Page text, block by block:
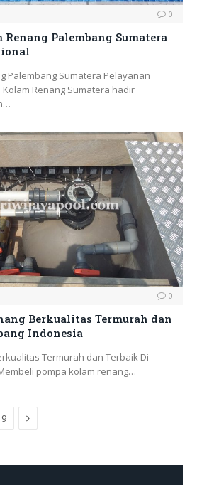
0
Palembang Sumatera
Palembang Sumatera Pelayanan
Renang Sumatera hadir
0
Berkualitas Termurah dan
Indonesia
Termurah dan Terbaik Di
pompa kolam renang…
Next